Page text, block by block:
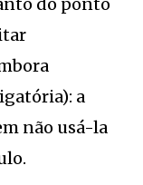
a
não usá-la